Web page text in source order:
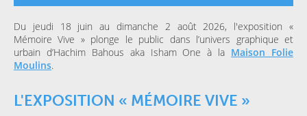
Du jeudi 18 juin au dimanche 2 août 2026, l'exposition «
Mémoire Vive » plonge le public dans l’univers graphique et
urbain d’Hachim Bahous aka Isham One à la Maison Folie
Moulins.
L'EXPOSITION « MÉMOIRE VIVE »